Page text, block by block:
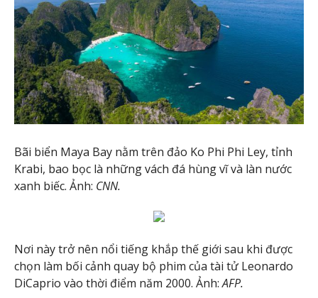
Bãi biển Maya Bay nằm trên đảo Ko Phi Phi Ley, tỉnh
Krabi, bao bọc là những vách đá hùng vĩ và làn nước
xanh biếc. Ảnh: CNN.
Nơi này trở nên nổi tiếng khắp thế giới sau khi được
chọn làm bối cảnh quay bộ phim của tài tử Leonardo
DiCaprio vào thời điểm năm 2000. Ảnh:AFP.